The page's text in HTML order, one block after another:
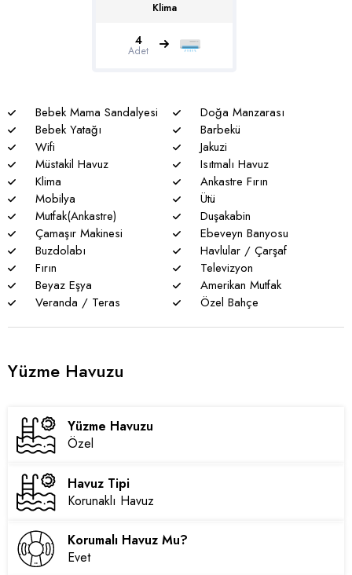
Fethiye’nin tüm güzelliklerine yakın olmak isteyenler için
böcek, sinek vs. bulunma ihtimali vardır.
* Havuzu korunaklı villalarımızda sizlere %100 görünmeme
garantisi verememekteyiz. Bu villalarımızda her zaman %5
sakınma payı mevcuttur.
* Villalarımızda yaz aylarında yoğun nüfus artışı nedeniyle
nadiren de olsa elektrik ve su kesintileri yaşanabilmektedir.
Klima
4
Adet
Bebek Mama Sandalyesi
Doğa Manzarası
Bebek Yatağı
Barbekü
Wifi
Jakuzi
Müstakil Havuz
Isıtmalı Havuz
Klima
Ankastre Fırın
Mobilya
Ütü
Mutfak(Ankastre)
Duşakabin
Çamaşır Makinesi
Ebeveyn Banyosu
Buzdolabı
Havlular / Çarşaf
Fırın
Televizyon
Beyaz Eşya
Amerikan Mutfak
Veranda / Teras
Özel Bahçe
Yüzme Havuzu
Yüzme Havuzu
Özel
Havuz Tipi
Korunaklı Havuz
Korumalı Havuz Mu?
Evet